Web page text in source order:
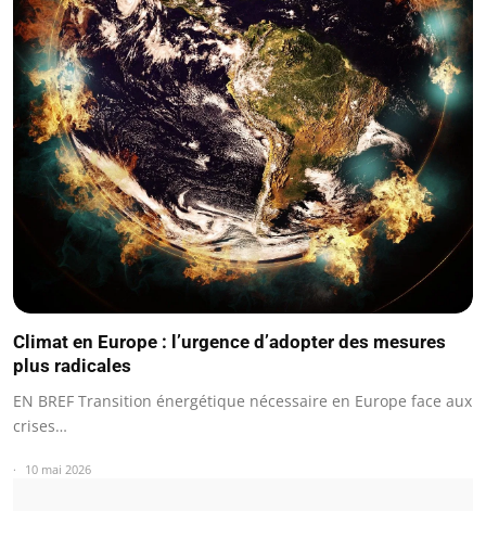
Climat en Europe : l’urgence d’adopter des mesures
plus radicales
EN BREF Transition énergétique nécessaire en Europe face aux
crises…
10 mai 2026